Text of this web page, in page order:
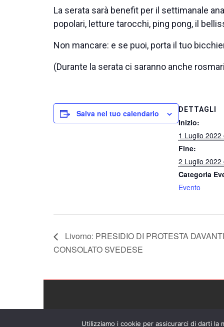
La serata sarà benefit per il settimanale
popolari, letture tarocchi, ping pong, il
Non mancare: e se puoi, porta il tuo
(Durante la serata ci saranno anche
Salva nel tuo calendario DETTAGLI
Inizio:
1 Luglio 2022
Fine:
2 Luglio 2022
Categoria
Evento
Livorno: PRESIDIO DI PROTESTA
CONSOLATO SVEDESE
Utilizziamo i cookie per assicurarci di darti